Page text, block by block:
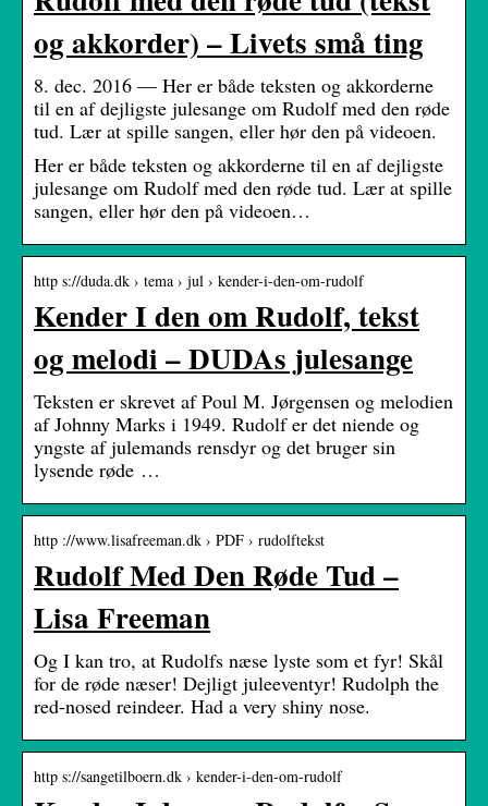
og akkorder) – Livets små ting
8. dec. 2016 — Her er både teksten og akkorderne
til en af dejligste julesange om Rudolf med den røde
tud. Lær at spille sangen, eller hør den på videoen.
Her er både teksten og akkorderne til en af dejligste
julesange om Rudolf med den røde tud. Lær at spille
sangen, eller hør den på videoen…
http s://duda.dk › tema › jul › kender-i-den-om-rudolf
Kender I den om Rudolf, tekst
og melodi – DUDAs julesange
Teksten er skrevet af Poul M. Jørgensen og melodien
af Johnny Marks i 1949. Rudolf er det niende og
yngste af julemands rensdyr og det bruger sin
lysende røde …
http ://www.lisafreeman.dk › PDF › rudolftekst
Rudolf Med Den Røde Tud –
Lisa Freeman
Og I kan tro, at Rudolfs næse lyste som et fyr! Skål
for de røde næser! Dejligt juleeventyr! Rudolph the
red-nosed reindeer. Had a very shiny nose.
http s://sangetilboern.dk › kender-i-den-om-rudolf